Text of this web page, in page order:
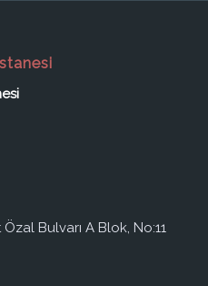
Bulvarı A Blok, No:11